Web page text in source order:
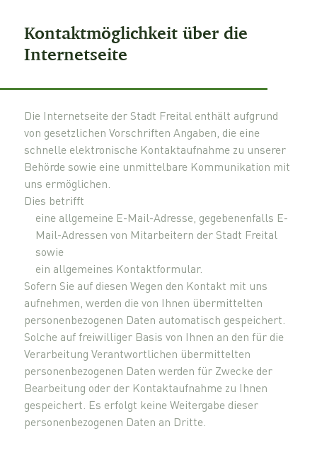
Kontaktmöglichkeit über die
Internetseite
Die Internetseite der Stadt Freital enthält aufgrund
von gesetzlichen Vorschriften Angaben, die eine
schnelle elektronische Kontaktaufnahme zu unserer
Behörde sowie eine unmittelbare Kommunikation mit
uns ermöglichen.
Dies betrifft
eine allgemeine E-Mail-Adresse, gegebenenfalls E-
Mail-Adressen von Mitarbeitern der Stadt Freital
sowie
ein allgemeines Kontaktformular.
Sofern Sie auf diesen Wegen den Kontakt mit uns
aufnehmen, werden die von Ihnen übermittelten
personenbezogenen Daten automatisch gespeichert.
Solche auf freiwilliger Basis von Ihnen an den für die
Verarbeitung Verantwortlichen übermittelten
personenbezogenen Daten werden für Zwecke der
Bearbeitung oder der Kontaktaufnahme zu Ihnen
gespeichert. Es erfolgt keine Weitergabe dieser
personenbezogenen Daten an Dritte.